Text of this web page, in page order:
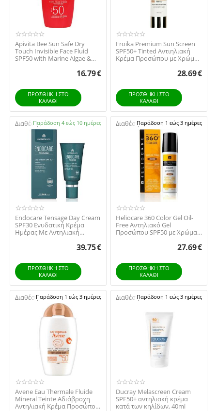
Apivita Bee Sun Safe Dry
Touch Invisible Face Fluid
SPF50 with Marine Algae &
16.79€
ΠΡΟΣΘΉΚΗ ΣΤΟ
ΚΑΛΆΘΙ
Froika Premium Sun Screen
SPF50+ Tinted Αντιηλιακή
Κρέμα Προσώπου με Χρώμα,
28.69€
ΠΡΟΣΘΉΚΗ ΣΤΟ
ΚΑΛΆΘΙ
Διαθέσιμο:Παράδοση 4 εώς 10 ημέρες
Endocare Tensage Day Cream
SPF30 Ενυδατική Κρέμα
Ημέρας Με Αντηλιακή
39.75€
ΠΡΟΣΘΉΚΗ ΣΤΟ
ΚΑΛΆΘΙ
Διαθέσιμο:Παράδοση 1 εώς 3 ημέρες
Heliocare 360 Color Gel Oil-
Free Αντηλιακό Gel
Προσώπου SPF50 με Χρώμα
27.69€
ΠΡΟΣΘΉΚΗ ΣΤΟ
ΚΑΛΆΘΙ
Διαθέσιμο:Παράδοση 1 εώς 3 ημέρες
Avene Eau Thermale Fluide
Mineral Teinte Αδιάβροχη
Αντηλιακή Κρέμα Προσώπου
Διαθέσιμο:Παράδοση 1 εώς 3 ημέρες
Ducray Melascreen Cream
SPF50+ αντηλιακή κρέμα
κατά των κηλίδων, 40ml